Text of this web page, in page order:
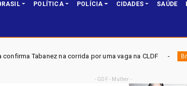
POLÍTICA POLÍCIA CIDADES SAÚDE
por uma vaga na CLDF Brasil Atuação de André
- GDF - Mulher -